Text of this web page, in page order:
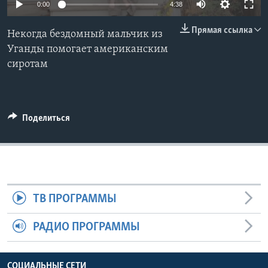
СОЦИАЛЬНЫЕ СЕТИ
0:00 4:38
Прямая ссылка
Некогда бездомный мальчик из
Уганды помогает американским
сиротам
Поделиться
ТВ ПРОГРАММЫ
РАДИО ПРОГРАММЫ